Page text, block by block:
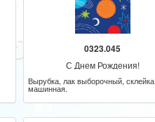
0323.045
С Днем Рождения!
Вырубка, лак выборочный, склейка
машинная.